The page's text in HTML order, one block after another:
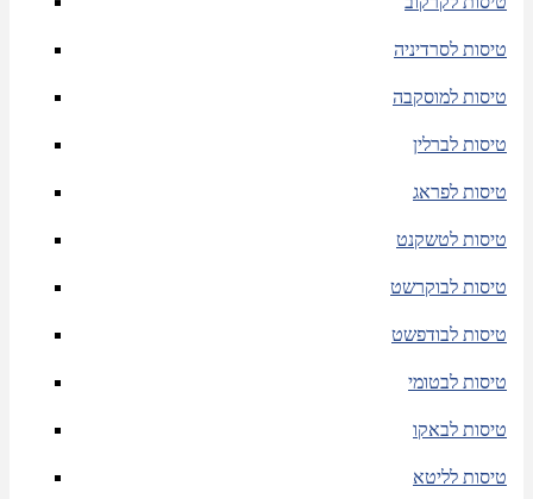
טיסות לסרדיניה
טיסות למוסקבה
טיסות לברלין
טיסות לפראג
טיסות לטשקנט
טיסות לבוקרשט
טיסות לבודפשט
טיסות לבטומי
טיסות לבאקו
טיסות לליטא